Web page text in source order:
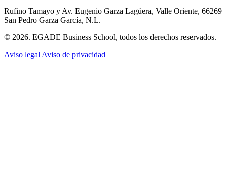
Rufino Tamayo y Av. Eugenio Garza Lagüera, Valle Oriente, 66269
San Pedro Garza García, N.L.
© 2026. EGADE Business School, todos los derechos reservados.
Aviso legalAviso de privacidad